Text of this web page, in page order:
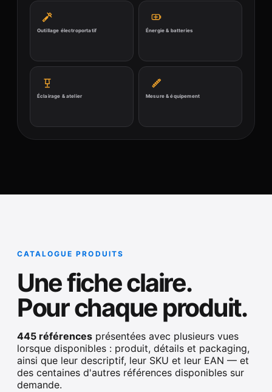
Outillage électroportatif Énergie & batteries
Éclairage & atelier Mesure & équipement
CATALOGUE PRODUITS
Une fiche claire.
Pour chaque produit.
445 références présentées avec plusieurs vues
lorsque disponibles : produit, détails et packaging,
ainsi que leur descriptif, leur SKU et leur EAN — et
des centaines d'autres références disponibles sur
demande.